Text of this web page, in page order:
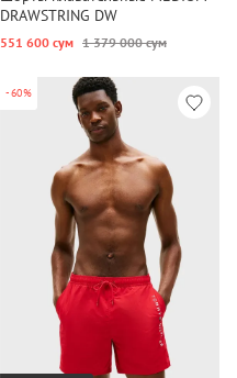
DRAWSTRING DW
551 600 сум 1 379 000 сум
-60%